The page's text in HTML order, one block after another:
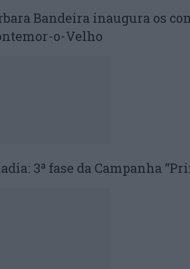
Bandeira inaugura os
o-Velho
3ª fase da Campanha